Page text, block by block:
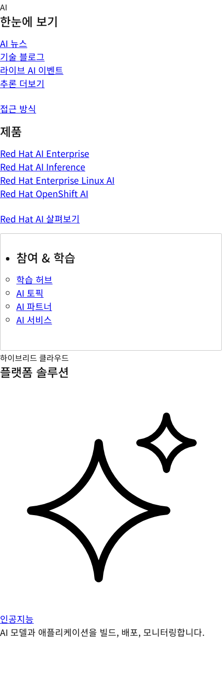
Skip
to
content
AI
한눈에 보기
AI 뉴스
기술 블로그
라이브 AI 이벤트
추론 더보기
접근 방식
제품
Red Hat AI Enterprise
Red Hat AI Inference
Red Hat Enterprise Linux AI
Red Hat OpenShift AI
Red Hat AI 살펴보기
참여 & 학습
학습 허브
AI 토픽
AI 파트너
AI 서비스
하이브리드 클라우드
플랫폼 솔루션
인공지능
AI 모델과 애플리케이션을 빌드, 배포, 모니터링합니다.